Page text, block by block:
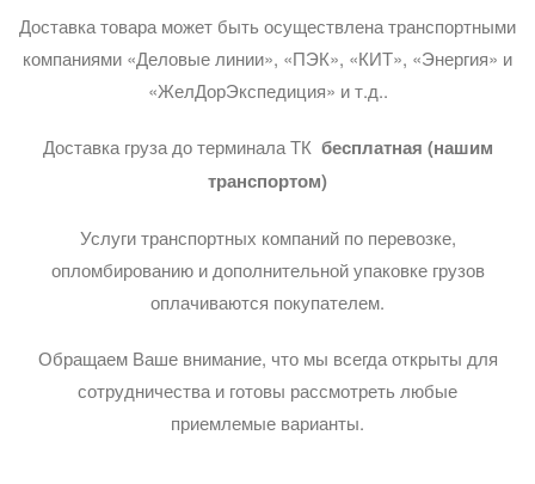
Доставка товара может быть осуществлена транспортными
компаниями «Деловые линии», «ПЭК», «КИТ», «Энергия» и
«ЖелДорЭкспедиция» и т.д..
Доставка груза до терминала ТК бесплатная (нашим
транспортом)
Услуги транспортных компаний по перевозке,
опломбированию и дополнительной упаковке грузов
оплачиваются покупателем.
Обращаем Ваше внимание, что мы всегда открыты для
сотрудничества и готовы рассмотреть любые
приемлемые варианты.